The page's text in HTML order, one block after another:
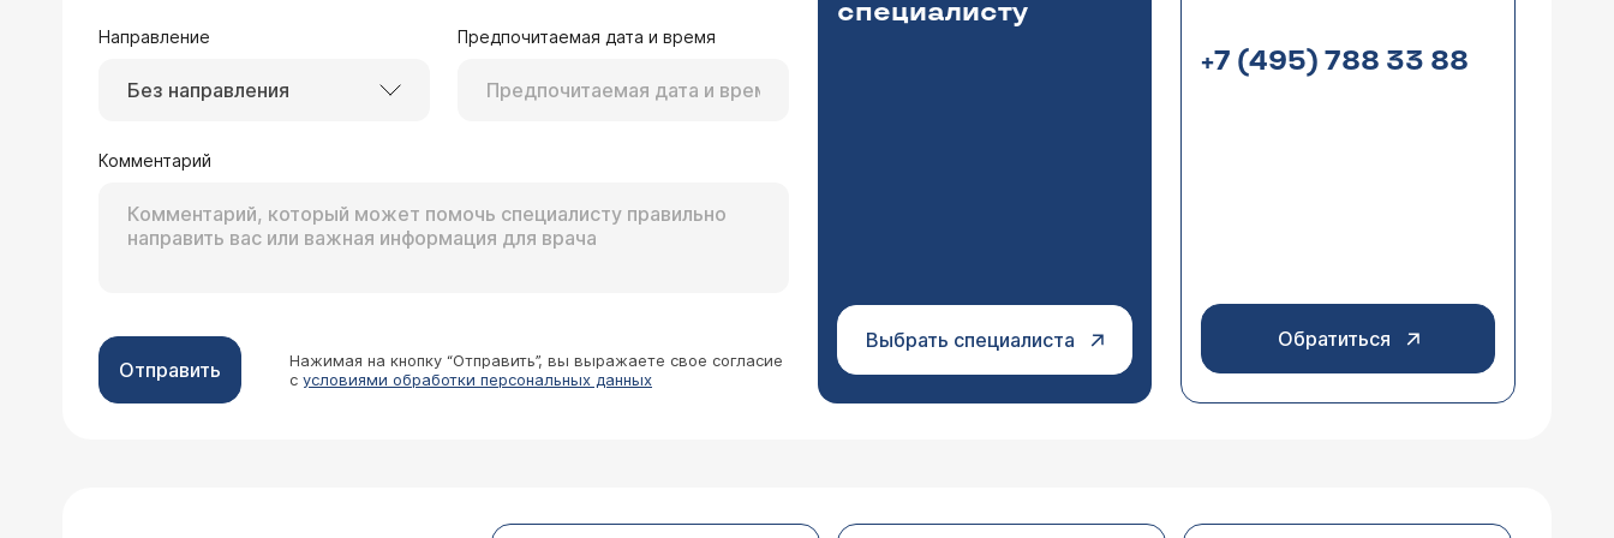
25.01.2016 Евгения, 35 лет, Дмитров
Ребенку было 2,8 года. Были отеки, белок в моче. Принимали преднизолон в полной дозировке 8 недель, потом полная
мочи, УЗИ почек позволили отменить по схеме преднизолон. Последний день приема был 01.01.2016. Наблюдали за
ребенком, за состоянием, насморка, кашля не было. 17 янв. сделали тест на белок в моче (тест полоска в домашних
течении этих двух недель с 1 по 17 янв. ребенок не болел, поведение, настроение было в порядке, отеков не было и нет.
Будем благодарны за ответ и за Ваше мнение о нашем случае. Могу приложить выписки из истории болезней с
результатами всех анализов.
Врач — нефролог Колендо Светлана Евгеньевна
Уважаемая Евгения! В детском возрасте нередкой причиной нефротического синдрома является липоидный нефроз
(или болезнь "минимальных изменений"). Это заболевание может иметь рецидивируещее течение, что требует
Направление
Без направления
Предпочитаемая дата и время
Комментарий
Отправить
Нажимая на кнопку “Отправить”, вы выражаете свое согласие
с условиями обработки персональных данных
специалисту
Выбрать специалиста
+7 (495) 788 33 88
Обратиться